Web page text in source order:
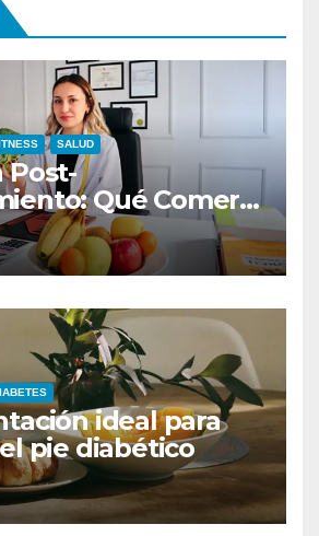
SALUD
Post-
Qué Comer
Resultados
ideal para
pie diabético